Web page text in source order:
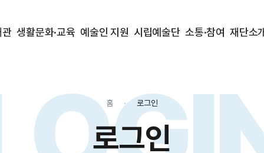
관 생활문화·교육 예술인 지원 시립예술단 소통·참여 재단소
홈 로그인
로그인